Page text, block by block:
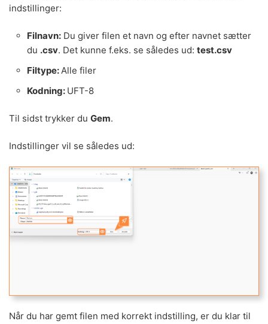
indstillinger:
Filnavn: Du giver filen et navn og efter navnet sætter
du .csv. Det kunne f.eks. se således ud: test.csv
Filtype: Alle filer
Kodning: UFT-8
Til sidst trykker du Gem.
Indstillinger vil se således ud:
Når du har gemt filen med korrekt indstilling, er du klar til